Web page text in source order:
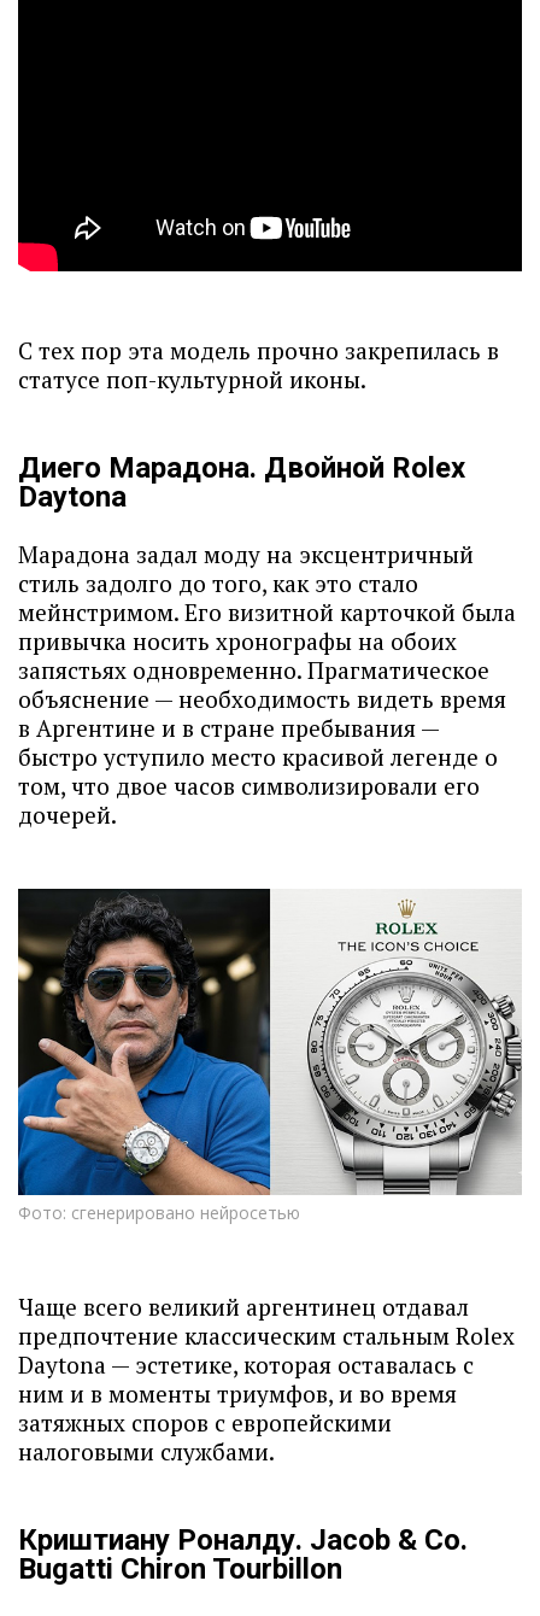
С тех пор эта модель прочно закрепилась в
статусе поп-культурной иконы.
Диего Марадона. Двойной Rolex
Daytona
Марадона задал моду на эксцентричный
стиль задолго до того, как это стало
мейнстримом. Его визитной карточкой была
привычка носить хронографы на обоих
запястьях одновременно. Прагматическое
объяснение — необходимость видеть время
в Аргентине и в стране пребывания —
быстро уступило место красивой легенде о
том, что двое часов символизировали его
дочерей.
Фото: сгенерировано нейросетью
Чаще всего великий аргентинец отдавал
предпочтение классическим стальным Rolex
Daytona — эстетике, которая оставалась с
ним и в моменты триумфов, и во время
затяжных споров с европейскими
налоговыми службами.
Криштиану Роналду. Jacob & Co.
Bugatti Chiron Tourbillon